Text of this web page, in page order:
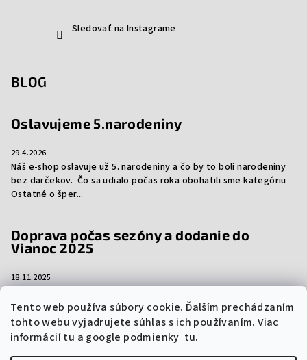
Tento web používa súbory cookie. Ďalším prechádzaním
tohto webu vyjadrujete súhlas s ich používaním. Viac
informáciítu a google podmienky tu.
Sledovať na Instagrame
BLOG
Oslavujeme 5.narodeniny
29.4.2026
Náš e-shop oslavuje už 5. narodeniny a čo by to boli narodeniny
bez darčekov. Čo sa udialo počas roka obohatili sme kategóriu
Ostatné o šper...
Doprava počas sezóny a dodanie do
Vianoc 2025
18.11.2025
dopravy počas sezóny a dodanie vašich objednávok do Vianoc.
Niektorí prepravcovia si účtujú sez...